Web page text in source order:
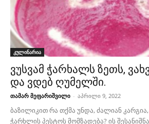
კულინარია
ვუსვამ ჭარხალს ზეთს,
და ვდებ ღუმელში.
თამარ მეფარიშვილი - აპრილი 9, 2022
ბაზილიკით რა თქმა უნდა, ძალიან
ჭარხლის პესტოს მომზადება? ის